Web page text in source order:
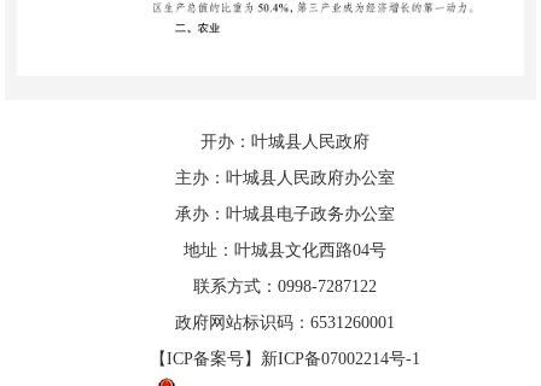
开办：叶城县人民政府
主办：叶城县人民政府办公室
承办：叶城县电子政务办公室
地址：叶城县文化西路04号
联系方式：0998-7287122
政府网站标识码：6531260001
【ICP备案号】新ICP备07002214号-1